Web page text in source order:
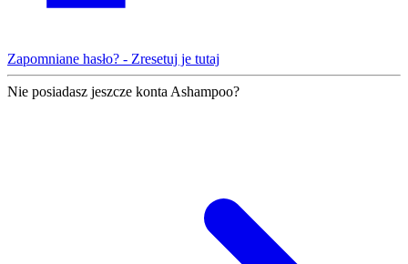
Zapomniane hasło? - Zresetuj je tutaj
Nie posiadasz jeszcze konta Ashampoo?